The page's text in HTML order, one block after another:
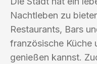
Nachtleben zu
Restaurants, Bars
französische Küche
genießen kannst.